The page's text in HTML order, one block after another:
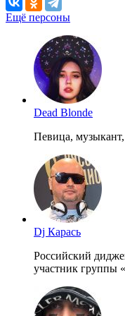
Ещё персоны
Dead Blonde
Певица,
Dj Карась
Российский
участник группы